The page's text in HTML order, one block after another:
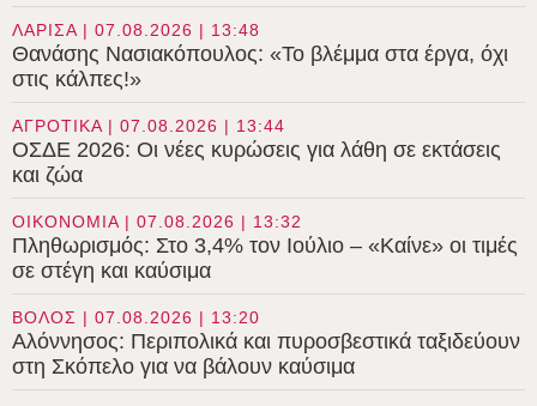
ΛΑΡΙΣΑ | 07.08.2026 | 13:48
Θανάσης Νασιακόπουλος: «Το βλέμμα στα έργα, όχι
στις κάλπες!»
ΑΓΡΟΤΙΚΑ | 07.08.2026 | 13:44
ΟΣΔΕ 2026: Οι νέες κυρώσεις για λάθη σε εκτάσεις
και ζώα
ΟΙΚΟΝΟΜΙΑ | 07.08.2026 | 13:32
Πληθωρισμός: Στο 3,4% τον Ιούλιο – «Καίνε» οι τιμές
σε στέγη και καύσιμα
ΒΟΛΟΣ | 07.08.2026 | 13:20
Αλόννησος: Περιπολικά και πυροσβεστικά ταξιδεύουν
στη Σκόπελο για να βάλουν καύσιμα